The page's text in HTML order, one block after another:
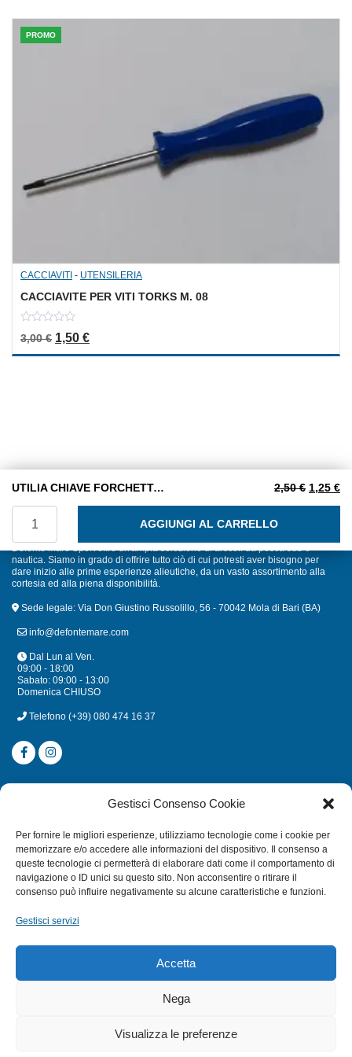
Gestisci Consenso Cookie
Per fornire le migliori esperienze, utilizziamo tecnologie come i cookie per
memorizzare e/o accedere alle informazioni del dispositivo. Il consenso a
queste tecnologie ci permetterà di elaborare dati come il comportamento di
navigazione o ID unici su questo sito. Non acconsentire o ritirare il
consenso può influire negativamente su alcune caratteristiche e funzioni.
Gestisci servizi
Accetta
Nega
Visualizza le preferenze
PROMO
CACCIAVITI - UTENSILERIA
CACCIAVITE PER VITI TORKS M. 08
out
of
3,00€ Il prezzo originale era: 3,00 €.
1,50 €Il prezzo attuale è: 1,50 €.
UTILIA CHIAVE FORCHETTA DOPPIA 10 X 11 2,50€ Il
1,25 €Il
AGGIUNGI AL CARRELLO
Defonte Mare Sport offre un'ampia selezione di articoli da pesca sub e
nautica. Siamo in grado di offrire tutto ciò di cui potresti aver bisogno per
dare inizio alle prime esperienze alieutiche, da un vasto assortimento alla
cortesia ed alla piena disponibilità.
Sede legale: Via Don Giustino Russolillo, 56 - 70042 Mola di Bari (BA)
info@defontemare.com
Dal Lun al Ven.
09:00 - 18:00
Sabato: 09:00 - 13:00
Domenica CHIUSO
Telefono (+39) 080 474 16 37
CATEGORIE
MULINELLI
CANNE
ACCESSORI NAUTICI
TERMINI E CONDIZIONI